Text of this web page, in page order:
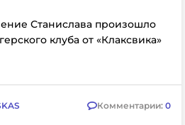
Станислава произошло
клуба от «Клаксвика»
Комментарии: 0